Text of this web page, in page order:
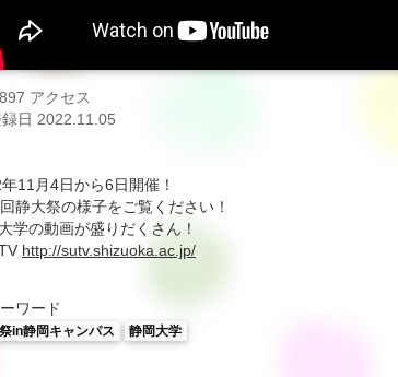
アクセス
日 2022.11.05
11月4日から6日開催！
静大祭の様子をご覧ください！
学の動画が盛りだくさん！
http://sutv.shizuoka.ac.jp/
ワード
in静岡キャンパス 静岡大学